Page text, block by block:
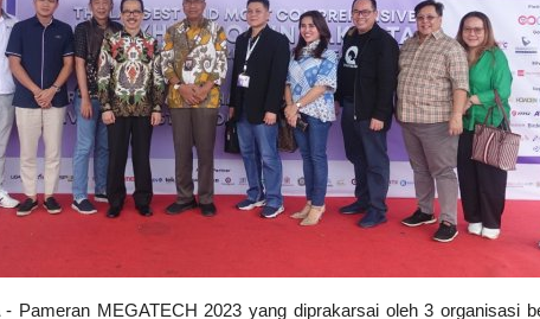
- Pameran MEGATECH 2023 yang diprakarsai oleh 3 organisasi